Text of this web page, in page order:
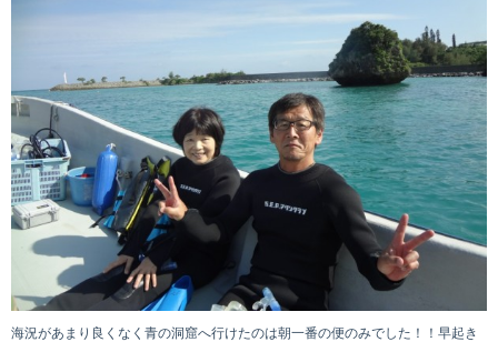
海況があまり良くなく青の洞窟へ行けたのは朝一番の便のみでした！！早起き